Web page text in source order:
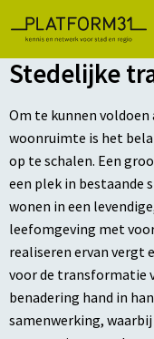
Stedelijke
Om te kunnen voldoen
woonruimte is het
op te schalen. Een
een plek in bestaande
wonen in een
leefomgeving met
realiseren ervan vergt
voor de transformatie
benadering hand in
samenwerking,